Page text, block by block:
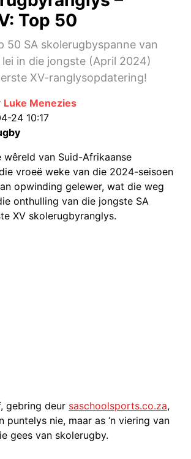
Top 50
50 SA skolerugbyspanne van
in die jongste (April 2024)
XV-ranglysopdatering!
Luke Menezies
24 10:17
wêreld van Suid-Afrikaanse
vroeë weke van die 2024-seisoen
opwinding gelewer, wat die weg
onthulling van die jongste SA
XV skolerugbyranglys.
gebring deur saschoolsports.co.za,
puntelys nie, maar as ‘n viering van
gees van skolerugby.